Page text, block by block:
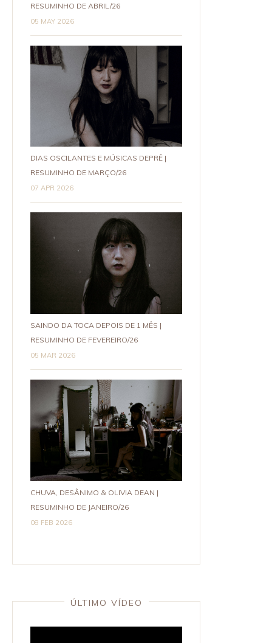
RESUMINHO DE ABRIL/26
05 MAY 2026
DIAS OSCILANTES E MÚSICAS DEPRÊ |
RESUMINHO DE MARÇO/26
07 APR 2026
SAINDO DA TOCA DEPOIS DE 1 MÊS |
RESUMINHO DE FEVEREIRO/26
05 MAR 2026
CHUVA, DESÂNIMO & OLIVIA DEAN |
RESUMINHO DE JANEIRO/26
08 FEB 2026
ÚLTIMO VÍDEO